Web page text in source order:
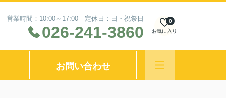
営業時間：10:00～17:00 定休日：日・祝祭日
026-241-3860 お気に入り
0
お問い合わせ